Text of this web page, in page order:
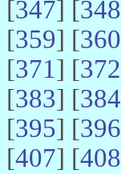
[347] [348
[359] [360
[371] [372
[383] [384
[395] [396
[407] [408